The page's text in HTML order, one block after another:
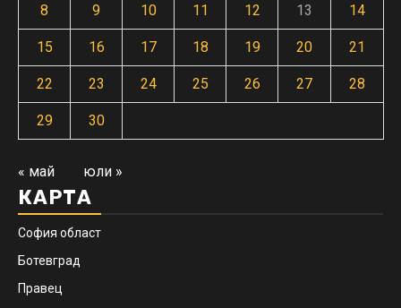
8 9 10 11 12 13 14
15 16 17 18 19 20 21
22 23 24 25 26 27 28
29 30
« май юли »
КАРТА
София област
Ботевград
Правец